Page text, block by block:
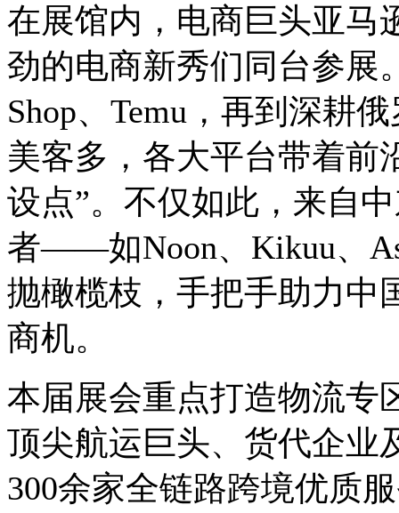
在展馆内，电商巨头亚马
劲的电商新秀们同台参展
Shop、Temu，再到深耕
美客多，各大平台带着前
设点”。不仅如此，来自
者——如Noon、Kikuu、
抛橄榄枝，手把手助力中
商机。
本届展会重点打造物流专
顶尖航运巨头、货代企业
300余家全链路跨境优质